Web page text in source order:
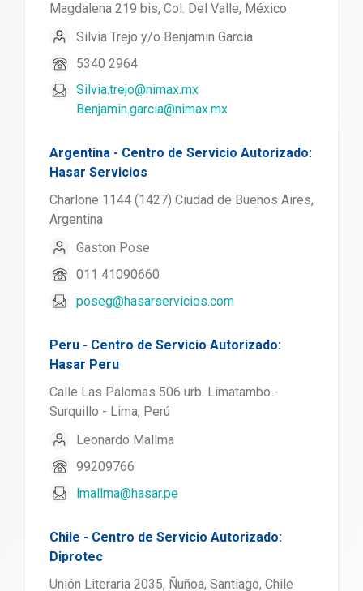
Magdalena 219 bis, Col. Del Valle, México
Silvia Trejo y/o Benjamin Garcia
5340 2964
Silvia.trejo@nimax.mx
Benjamin.garcia@nimax.mx
Argentina - Centro de Servicio Autorizado:
Hasar Servicios
Charlone 1144 (1427) Ciudad de Buenos Aires,
Argentina
Gaston Pose
011 41090660
poseg@hasarservicios.com
Peru - Centro de Servicio Autorizado:
Hasar Peru
Calle Las Palomas 506 urb. Limatambo -
Surquillo - Lima, Perú
Leonardo Mallma
99209766
lmallma@hasar.pe
Chile - Centro de Servicio Autorizado:
Diprotec
Unión Literaria 2035, Ñuñoa, Santiago, Chile